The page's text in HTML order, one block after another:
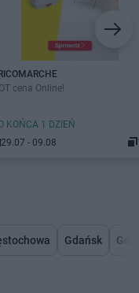
cena Online!
KOŃCA 1 DZIEŃ
29.07 - 09.08
Gdańsk